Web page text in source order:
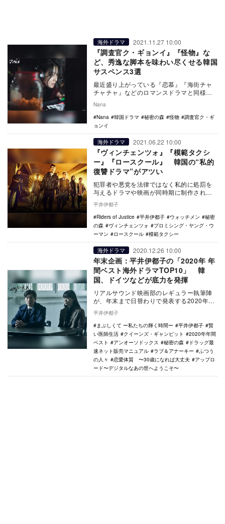
海外ドラマ 2021.11.27 10:00
『調査官ク・ギョンイ』『怪物』な
ど、秀逸な脚本を味わい尽くせる韓国
サスペンス3選
最近盛り上がっている『恋慕』『海街チャ
チャチャ』などのロマンスドラマと同様に
サスペンス、ミ…
Nana
Nana
韓国ドラマ 秘密の森 怪物
調査官ク・ギ
ョンイ
海外ドラマ 2021.06.22 10:00
『ヴィンチェンツォ』『模範タクシ
ー』『ロースクール』 韓国の“私的
復讐ドラマ”がアツい
犯罪者や悪党を法律ではなく私的に処罰を
与えるドラマや映画が同時期に制作されて
いる。これらは“ヴィジランテ映画（自警団
映画）”と呼…
平井伊都子
Riders of Justice
平井伊都子 ウォッチメン
秘密
の森
ヴィンチェンツォ
プロミシング・ヤング・ウ
ーマン
ロースクール 模範タクシー
海外ドラマ 2020.12.26 10:00
年末企画：平井伊都子の「2020年 年
間ベスト海外ドラマTOP10」 韓
国、ドイツなどが底力を発揮
リアルサウンド映画部のレギュラー執筆陣
が、年末まで日替わりで発表する2020年の
年間ベスト企画。映画、国内ドラマ、海外
ドラマ、ア…
平井伊都子
まぶしくて ー私たちの輝く時間ー
平井伊都子
賢
い医師生活
クイーンズ・ギャンビット
2020年年間
ベスト
アンオーソドックス 秘密の森
ドラッグ最
速ネット販売マニュアル
ラブ＆アナーキー
ふつう
の人々
恋愛体質 〜30歳になれば大丈夫
アップロ
ード〜デジタルなあの世へようこそ〜